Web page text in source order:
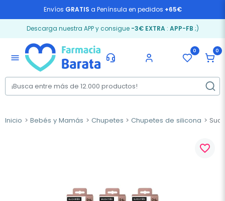
Envíos GRATIS a Península en pedidos +65€
Descarga nuestra APP y consigue -3€ EXTRA: APP-FB ;)
menu
0 0
Inicio Bebés y Mamás Chupetes Chupetes de silicona
favorite_border